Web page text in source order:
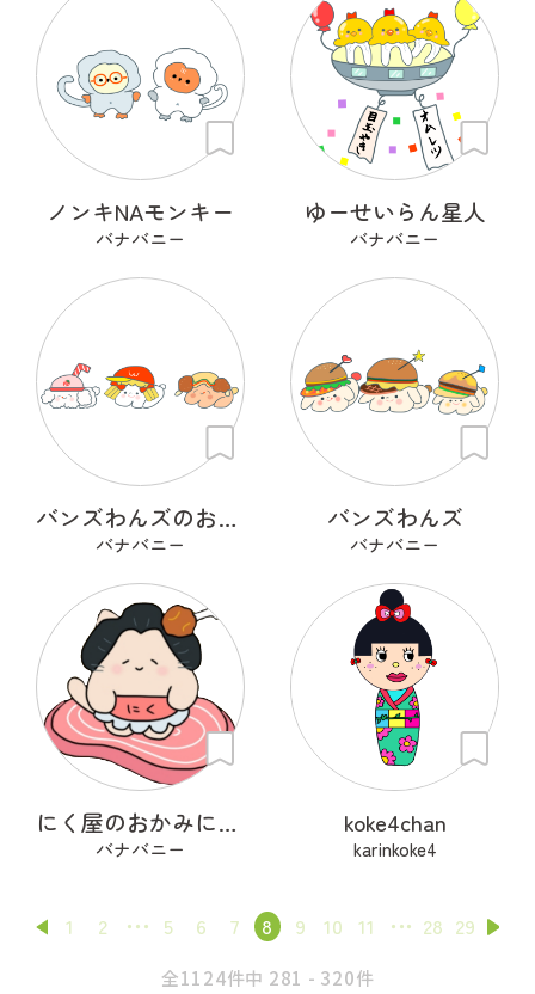
ノンキNAモンキー
バナバニー
ゆーせいらん星人
バナバニー
バンズわんズのお手伝いワン
バナバニー
バンズわんズ
バナバニー
にく屋のおかみにゃん
バナバニー
koke4chan
karinkoke4
1 2 5 6 7 8 9 10 11 28 29
全1124件中 281 - 320件